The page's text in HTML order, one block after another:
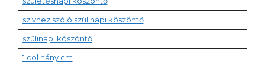
szívhez szóló szülinapi köszöntő
szülinapi köszöntő
1 col hány cm